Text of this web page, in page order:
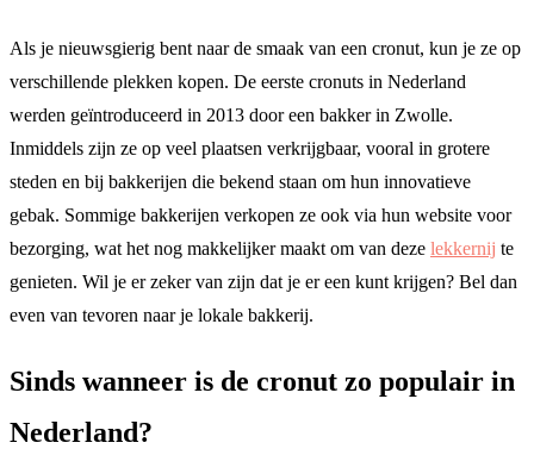
Als je nieuwsgierig bent naar de smaak van een cronut, kun je ze op
verschillende plekken kopen. De eerste cronuts in Nederland
werden geïntroduceerd in 2013 door een bakker in Zwolle.
Inmiddels zijn ze op veel plaatsen verkrijgbaar, vooral in grotere
steden en bij bakkerijen die bekend staan om hun innovatieve
gebak. Sommige bakkerijen verkopen ze ook via hun website voor
bezorging, wat het nog makkelijker maakt om van deze lekkernij te
genieten. Wil je er zeker van zijn dat je er een kunt krijgen? Bel dan
even van tevoren naar je lokale bakkerij.
Sinds wanneer is de cronut zo populair in
Nederland?